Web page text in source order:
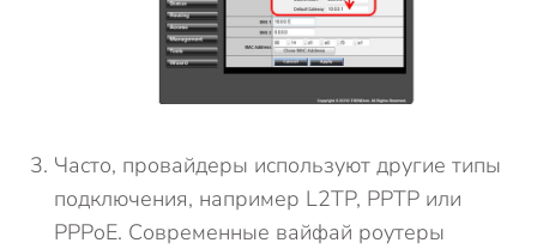
Часто, провайдеры используют другие типы
подключения, например L2TP, PPTP или
PPPoE. Современные вайфай роутеры